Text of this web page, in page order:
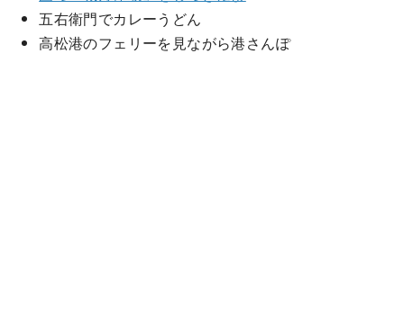
五右衛門でカレーうどん
高松港のフェリーを見ながら港さんぽ